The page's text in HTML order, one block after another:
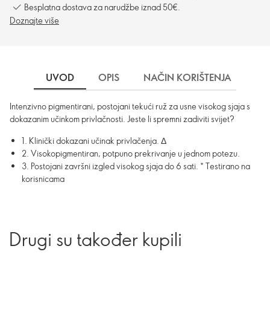
Besplatna dostava za narudžbe iznad 50€.
Doznajte više
UVOD OPIS NAČIN KORIŠTENJA
Intenzivno pigmentirani, postojani tekući ruž za usne visokog sjaja s
dokazanim učinkom privlačnosti. Jeste li spremni zadiviti svijet?
1. Klinički dokazani učinak privlačenja. Δ
2. Visokopigmentiran, potpuno prekrivanje u jednom potezu.
3. Postojani završni izgled visokog sjaja do 6 sati. * Testirano na
korisnicama
Drugi su također kupili